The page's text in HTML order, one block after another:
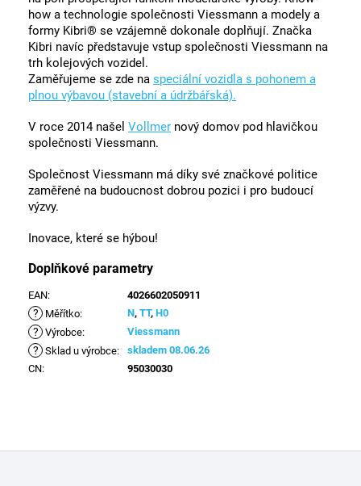
how a technologie společnosti Viessmann a modely a
formy Kibri® se vzájemně dokonale doplňují. Značka
Kibri navíc představuje vstup společnosti Viessmann na
trh kolejových vozidel.
Zaměřujeme se zde na speciální vozidla s pohonem a
plnou výbavou (stavební a údržbářská).
V roce 2014 našel Vollmer nový domov pod hlavičkou
společnosti Viessmann.
Společnost Viessmann má díky své značkové politice
zaměřené na budoucnost dobrou pozici i pro budoucí
výzvy.
Inovace, které se hýbou!
Doplňkové parametry
EAN: 4026602050911
? Měřítko: N, TT, H0
? Výrobce: Viessmann
? Sklad u výrobce:
skladem 08.06.26
CN: 95030030